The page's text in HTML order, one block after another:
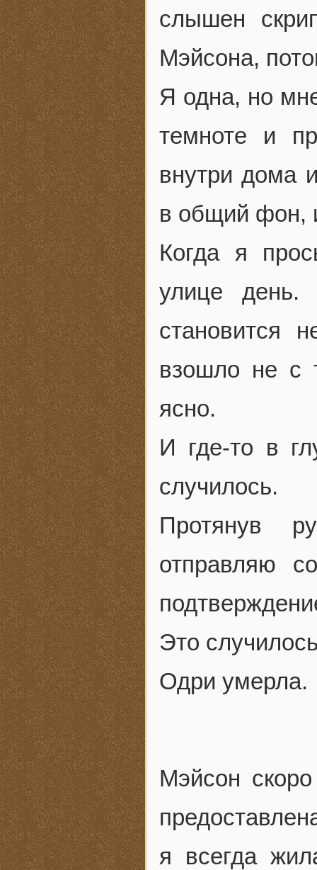
слышен
Мэйсона,
Я одна, но
темноте и
внутри дома
в общий фон,
Когда я
улице
становится
взошло не с
ясно.
И где-то в
случилось.
Протянув
отправляю
Это
Одри умерла.
Мэйсон
я всегда